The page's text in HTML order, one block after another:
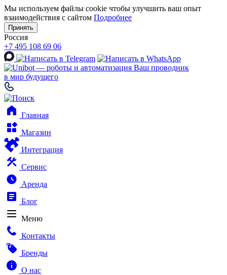
Мы используем файлы cookie чтобы улучшить ваш опыт
взаимодействия с сайтом Подробнее
Принять
Россия
+7 495 108 69 06
Ваш проводник
в мир будущего
Главная
Магазин
Интеграция
Сервис
Аренда
Блог
Меню
Контакты
Бренды
О нас